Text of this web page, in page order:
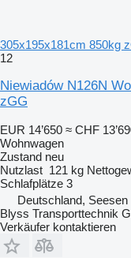
305x195x181cm 850kg
12
Niewiadów N126N
zGG
EUR 14’650 ≈ CHF
Wohnwagen
Zustand neu
Nutzlast 121 kg
Schlafplätze 3
Deutschland, Seesen
Blyss Transporttechnik
Verkäufer kontaktieren